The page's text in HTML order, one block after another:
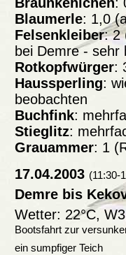
Blaumerle: 1,0
Felsenkleiber: 2
bei Demre - sehr
Rotkopfwürger:
Haussperling:
beobachten
Buchfink:
Stieglitz:
Grauammer: 1
17.04.2003 (11:30-
Demre bis
Wetter: 22°C,
Bootsfahrt zur
ein sumpfiger Teich